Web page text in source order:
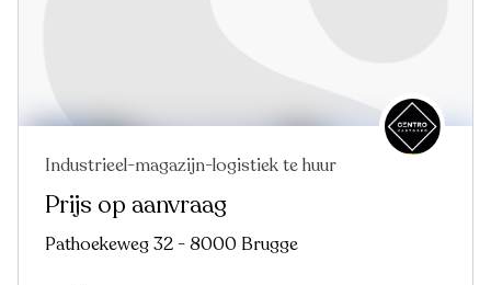
Industrieel-magazijn-logistiek te huur
Prijs op aanvraag
Pathoekeweg 32 - 8000 Brugge